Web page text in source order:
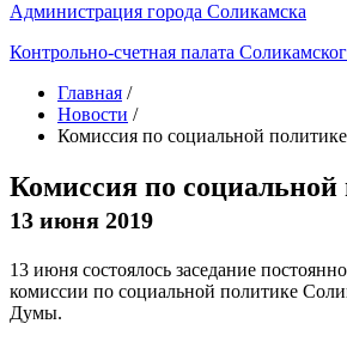
Администрация города Соликамска
Контрольно-счетная палата
Главная /
Новости /
Комиссия по социальной политике
Комиссия по социальной
13 июня 2019
13 июня состоялось заседание
комиссии по социальной политике
Думы.